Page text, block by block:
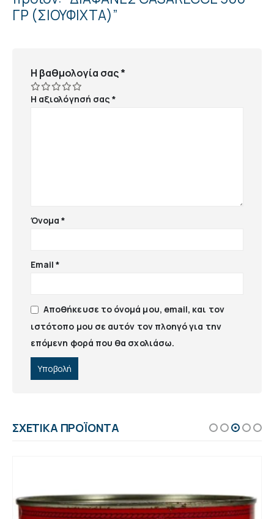
ΓΡ (ΣΙΟΥΦΙΧΤΑ)”
Η βαθμολογία σας*
Η αξιολόγησή σας*
Όνομα*
Email*
Αποθήκευσε το όνομά μου, email, και τον
ιστότοπο μου σε αυτόν τον πλοηγό για την
επόμενη φορά που θα σχολιάσω.
ΣΧΕΤΙΚΆ ΠΡΟΪΌΝΤΑ